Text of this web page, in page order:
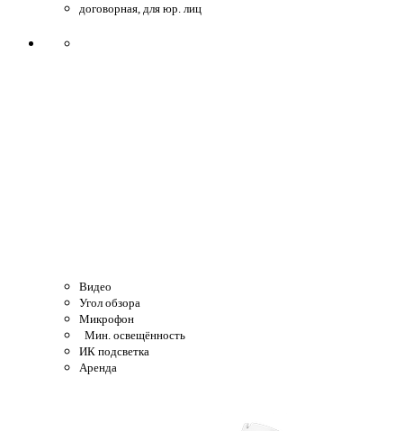
договорная, для юр. лиц
Видео
Угол обзора
Микрофон
Мин. освещённость
ИК подсветка
Аренда